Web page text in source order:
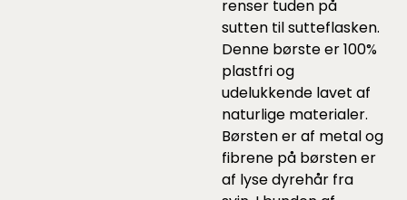
renser tuden på
sutten til sutteflasken.
Denne børste er 100%
plastfri og
udelukkende lavet af
naturlige materialer.
Børsten er af metal og
fibrene på børsten er
af lyse dyrehår fra